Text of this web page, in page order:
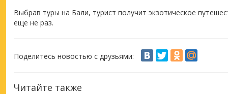
Выбрав туры на Бали, турист получит экзотическое
еще не раз.
Поделитесь новостью с друзьями:
Читайте также